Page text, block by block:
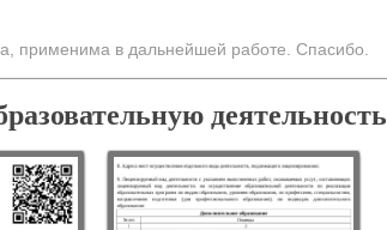
применима в дальнейшей работе. Спасибо.
деятельность